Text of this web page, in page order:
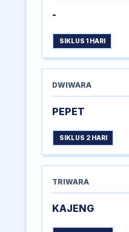
-
SIKLUS 1 HARI
DWIWARA
PEPET
SIKLUS 2 HARI
TRIWARA
KAJENG